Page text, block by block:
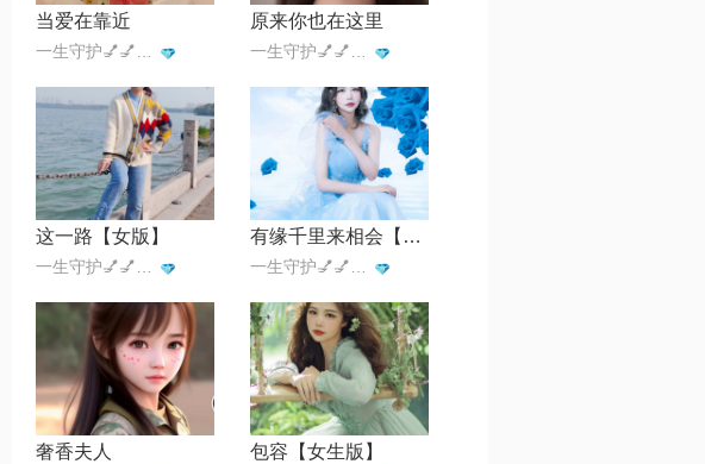
当爱在靠近 原来你也在这里
这一路【女版】 有缘千里来相会【依依】
奢香夫人 包容【女生版】